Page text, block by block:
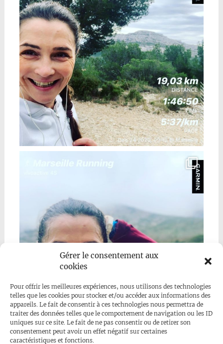
Gérer le consentement aux
cookies
Pour offrir les meilleures expériences, nous utilisons des technologies
telles que les cookies pour stocker et/ou accéder aux informations des
appareils. Le fait de consentir à ces technologies nous permettra de
traiter des données telles que le comportement de navigation ou les ID
uniques sur ce site. Le fait de ne pas consentir ou de retirer son
consentement peut avoir un effet négatif sur certaines
caractéristiques et fonctions.